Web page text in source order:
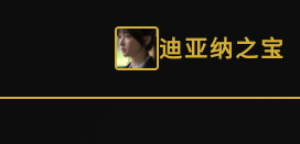
迪亚纳之宝